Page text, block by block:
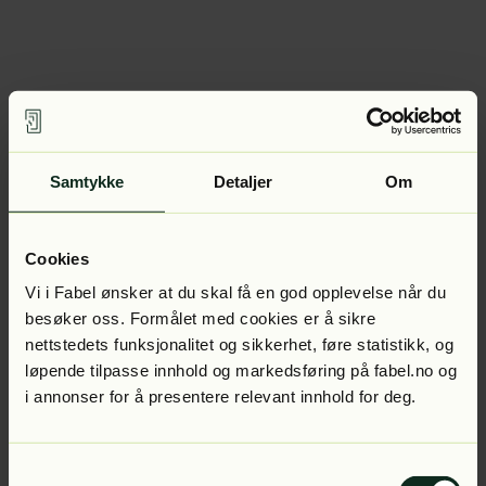
Samtykke Detaljer Om
Cookies
Vi i Fabel ønsker at du skal få en god opplevelse når du
besøker oss. Formålet med cookies er å sikre
nettstedets funksjonalitet og sikkerhet, føre statistikk, og
løpende tilpasse innhold og markedsføring på fabel.no og
i annonser for å presentere relevant innhold for deg.